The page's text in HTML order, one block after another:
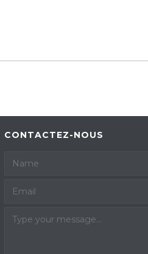
CONTACTEZ-NOUS